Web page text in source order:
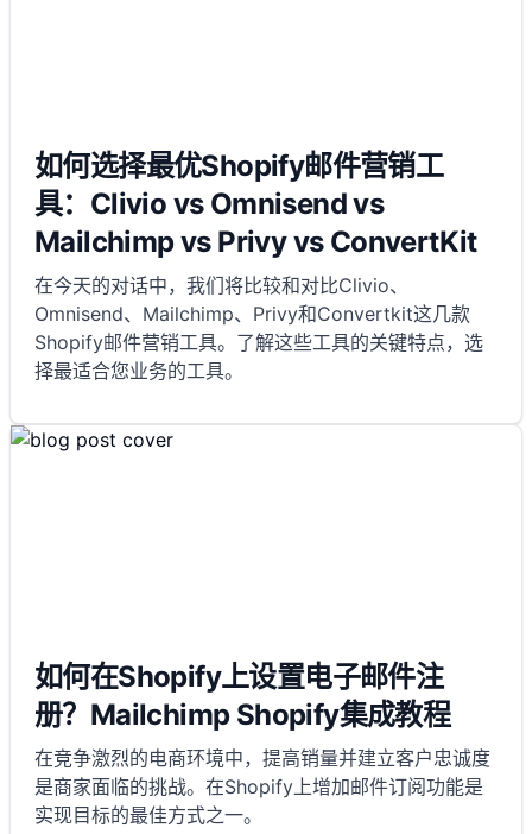
如何选择最优Shopify邮件营销工
具：Clivio vs Omnisend vs
Mailchimp vs Privy vs ConvertKit
在今天的对话中，我们将比较和对比Clivio、
Omnisend、Mailchimp、Privy和Convertkit这几款
Shopify邮件营销工具。了解这些工具的关键特点，选
择最适合您业务的工具。
如何在Shopify上设置电子邮件注
册？Mailchimp Shopify集成教程
在竞争激烈的电商环境中，提高销量并建立客户忠诚度
是商家面临的挑战。在Shopify上增加邮件订阅功能是
实现目标的最佳方式之一。